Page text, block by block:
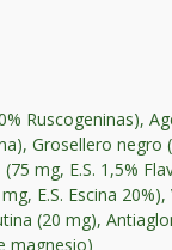
Ruscogeninas),
Grosellero negro
mg, E.S. 1,5%
E.S. Escina 20%),
(20 mg),
magnesio)